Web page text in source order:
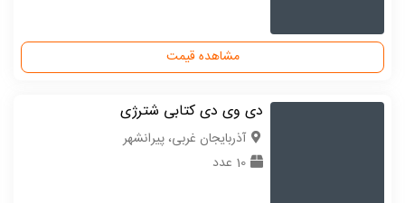
مشاهده قیمت
دی وی دی کتابی شترژی
آذربایجان غربی، پیرانشهر
10 عدد